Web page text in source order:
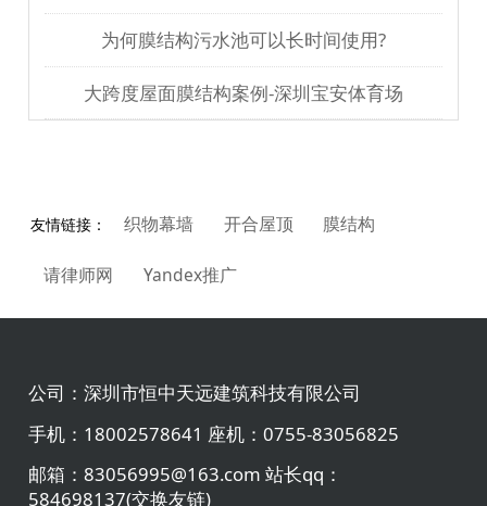
为何膜结构污水池可以长时间使用?
大跨度屋面膜结构案例-深圳宝安体育场
友情链接： 织物幕墙 开合屋顶 膜结构
请律师网 Yandex推广
公司：深圳市恒中天远建筑科技有限公司
手机： 18002578641 座机：0755-83056825
邮箱：83056995@163.com 站长qq：
584698137(交换友链)